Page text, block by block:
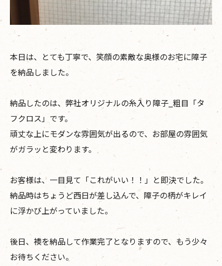
本日は、とても丁寧で、笑顔の素敵な奥様のお宅に障子
を納品しました。
納品したのは、弊社オリジナルの糸入り障子_粗目「タ
フクロス」です。
頑丈な上にモダンな雰囲気が出るので、お部屋の雰囲気
がガラッと変わります。
お客様は、一目見て「これがいい！！」と即決でした。
納品時はちょうど西日が差し込んで、障子の柄がキレイ
に浮かび上がっていました。
後日、襖を納品して作業完了となりますので、もう少々
お待ちください。